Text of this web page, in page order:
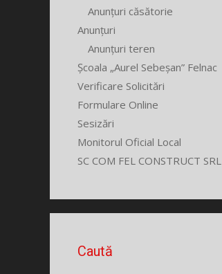
Anunțuri căsătorie
Anunțuri
Anunțuri teren
Școala „Aurel Sebeșan” Felnac
Verificare Solicitări
Formulare Online
Sesizări
Monitorul Oficial Local
SC COM FEL CONSTRUCT SRL
Caută